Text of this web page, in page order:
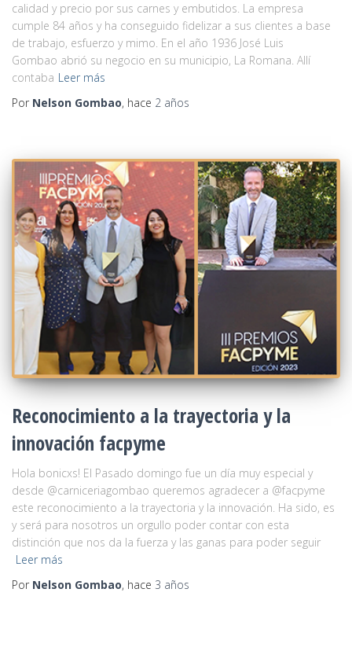
calidad y precio por sus carnes y embutidos. La empresa
cumple 84 años y ha conseguido fidelizar a sus clientes a base
de trabajo, esfuerzo y mimo. En el año 1936 José Luis
Gombao abrió su negocio en su municipio, La Romana. Allí
contaba Leer más
Por Nelson Gombao, hace 2 años
Reconocimiento a la trayectoria y la
innovación facpyme
Hola bonicxs! El Pasado domingo fue un día muy especial y
desde @carniceriagombao queremos agradecer a @facpyme
este reconocimiento a la trayectoria y la innovación. Ha sido, es
y será para nosotros un orgullo poder contar con esta
distinción que nos da la fuerza y las ganas para poder seguir
Leer más
Por Nelson Gombao, hace 3 años